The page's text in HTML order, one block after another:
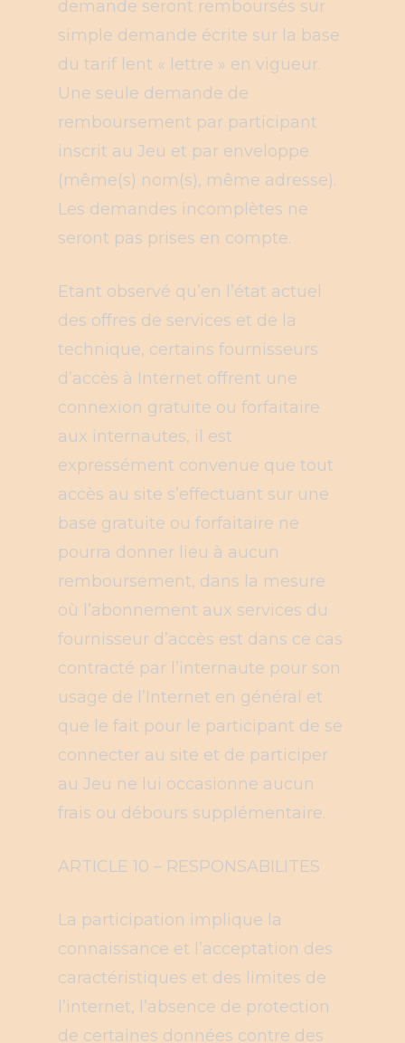
demande seront remboursés sur
simple demande écrite sur la base
du tarif lent « lettre » en vigueur.
Une seule demande de
remboursement par participant
inscrit au Jeu et par enveloppe
(même(s) nom(s), même adresse).
Les demandes incomplètes ne
seront pas prises en compte.
Etant observé qu’en l’état actuel
des offres de services et de la
technique, certains fournisseurs
d’accès à Internet offrent une
connexion gratuite ou forfaitaire
aux internautes, il est
expressément convenue que tout
accès au site s’effectuant sur une
base gratuite ou forfaitaire ne
pourra donner lieu à aucun
remboursement, dans la mesure
où l’abonnement aux services du
fournisseur d’accès est dans ce cas
contracté par l’internaute pour son
usage de l’Internet en général et
que le fait pour le participant de se
connecter au site et de participer
au Jeu ne lui occasionne aucun
frais ou débours supplémentaire.
ARTICLE 10 – RESPONSABILITES
La participation implique la
connaissance et l’acceptation des
caractéristiques et des limites de
l’internet, l’absence de protection
de certaines données contre des